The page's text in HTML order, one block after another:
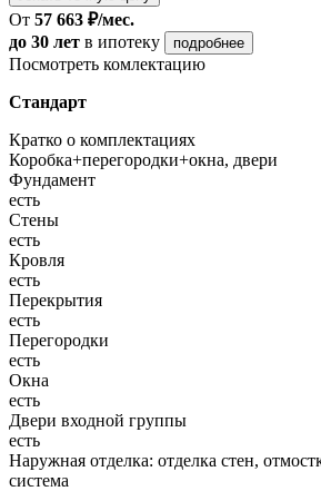
От 57 663 ₽/мес.
до 30 лет в ипотеку подробнее
Посмотреть комлектацию
Стандарт
Кратко о комплектациях
Коробка+перегородки+окна, двери
Фундамент
есть
Стены
есть
Кровля
есть
Перекрытия
есть
Перегородки
есть
Окна
есть
Двери входной группы
есть
Наружная отделка: отделка стен,
система